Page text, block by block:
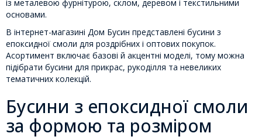
із металевою фурнітурою, склом, деревом і текстильними
основами.
В інтернет-магазині Дом Бусин представлені бусини з
епоксидної смоли для роздрібних і оптових покупок.
Асортимент включає базові й акцентні моделі, тому можна
підібрати бусини для прикрас, рукоділля та невеликих
тематичних колекцій.
Бусини з епоксидної смоли
за формою та розміром